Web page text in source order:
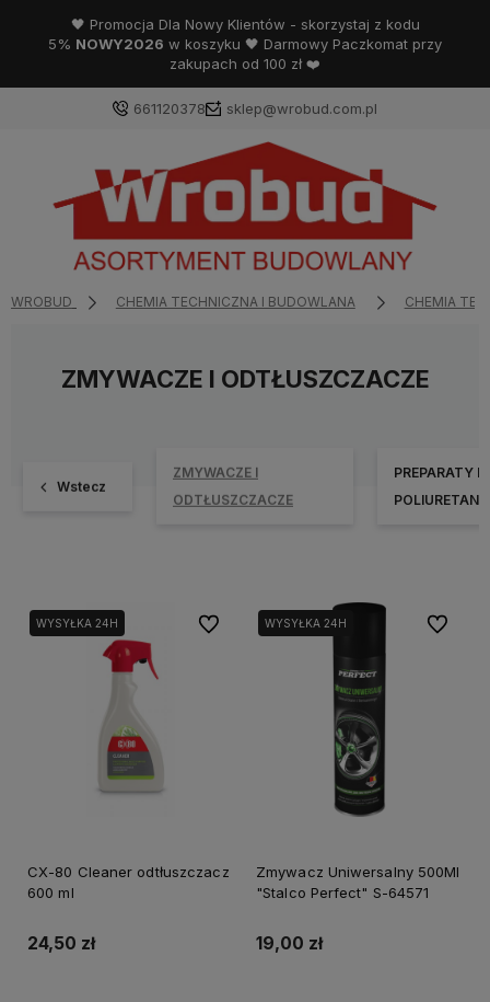
🖤 Promocja Dla Nowy Klientów - skorzystaj z kodu
5% NOWY2026 w koszyku 🖤 Darmowy Paczkomat przy
zakupach od 100 zł ❤️
661120378 sklep@wrobud.com.pl
WROBUD CHEMIA TECHNICZNA I BUDOWLANA CHEMIA
ZMYWACZE I ODTŁUSZCZACZE
Wstecz
ZMYWACZE I
ODTŁUSZCZACZE
PREPARATY
WYSYŁKA 24H
CX-80 Cleaner odtłuszczacz
600 ml
24,50 zł
Do ulubionychWYSYŁKA 24H
Zmywacz Uniwersalny 500Ml
"Stalco Perfect" S-64571
19,00 zł
Do